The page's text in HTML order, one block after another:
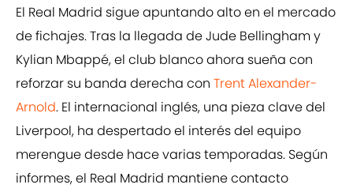
El Real Madrid sigue apuntando alto en el mercado
de fichajes. Tras la llegada de Jude Bellingham y
Kylian Mbappé, el club blanco ahora sueña con
reforzar su banda derecha con Trent Alexander-
Arnold. El internacional inglés, una pieza clave del
Liverpool, ha despertado el interés del equipo
merengue desde hace varias temporadas. Según
informes, el Real Madrid mantiene contacto